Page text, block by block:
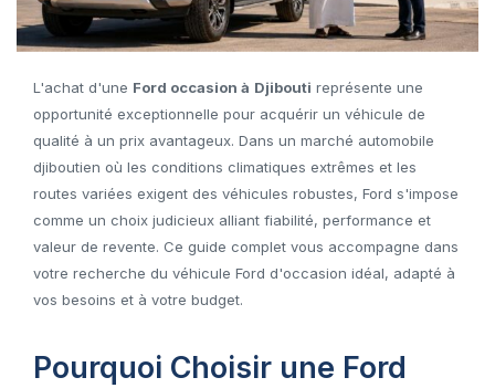
L'achat d'une Ford occasion à Djibouti représente une
opportunité exceptionnelle pour acquérir un véhicule de
qualité à un prix avantageux. Dans un marché automobile
djiboutien où les conditions climatiques extrêmes et les
routes variées exigent des véhicules robustes, Ford s'impose
comme un choix judicieux alliant fiabilité, performance et
valeur de revente. Ce guide complet vous accompagne dans
votre recherche du véhicule Ford d'occasion idéal, adapté à
vos besoins et à votre budget.
Pourquoi Choisir une Ford